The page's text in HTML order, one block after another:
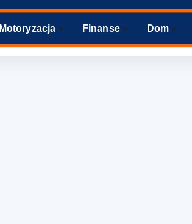
Motoryzacja Finanse Dom